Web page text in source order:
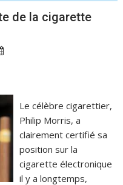
de la cigarette
Le célèbre cigarettier,
Philip Morris, a
clairement certifié sa
position sur la
cigarette électronique
il y a longtemps,